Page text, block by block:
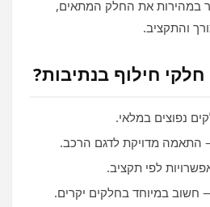
במהירות את החלק המתאים,
והתקציב.
חילוף בנתיבות?
נפוצים במלאי.
התאמה מדויקת לדגם הרכב.
לפי תקציב.
חשוב במיוחד בחלקים יקרים.